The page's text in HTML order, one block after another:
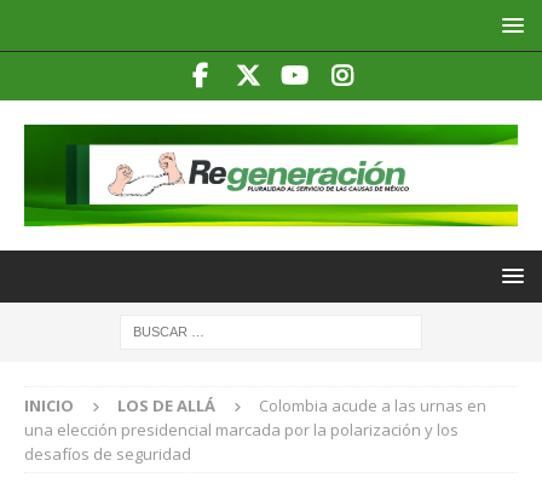
INICIO LOS DE ALLÁ
Colombia acude a las urnas en
una elección presidencial marcada por la polarización y los
desafíos de seguridad